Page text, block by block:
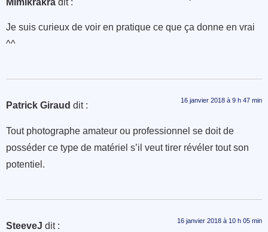
Je suis curieux de voir en pratique ce que ça donne en vrai
^^
Patrick Giraud dit : 16 janvier 2018 à 9 h 47 min
Tout photographe amateur ou professionnel se doit de
posséder ce type de matériel s’il veut tirer révéler tout son
potentiel.
SteeveJ dit : 16 janvier 2018 à 10 h 05 min